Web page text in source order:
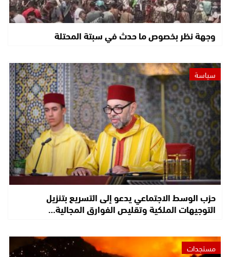
وجهة نظر بخصوص ما حدث في سبتة المحتلة
سياسة
حزب الوسط الاجتماعي يدعو إلى التسريع بتنزيل
التوجيهات الملكية وتقليص الفوارق المجالية…
مستجدات